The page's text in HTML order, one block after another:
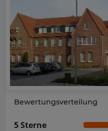
Bewertungsverteilung
5 Sterne